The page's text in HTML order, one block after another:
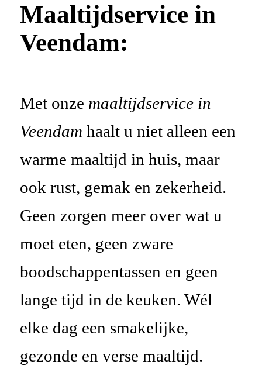
Maaltijdservice in
Veendam:
Met onze maaltijdservice in
Veendam haalt u niet alleen een
warme maaltijd in huis, maar
ook rust, gemak en zekerheid.
Geen zorgen meer over wat u
moet eten, geen zware
boodschappentassen en geen
lange tijd in de keuken. Wél
elke dag een smakelijke,
gezonde en verse maaltijd.